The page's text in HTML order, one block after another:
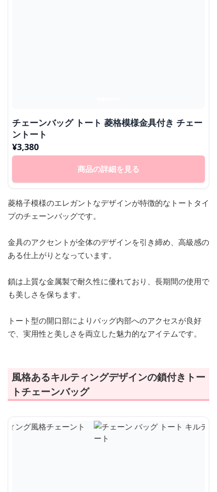
チェーンバッグ トート 菱格模様金具付き チェー
ントート
¥3,380
商品の詳細を見る
菱格子模様のエレガントなデザインが特徴的なトートタイ
プのチェーンバッグです。
金具のアクセントが全体のデザインを引き締め、高級感の
ある仕上がりとなっています。
鎖は上質な金属製で耐久性に優れており、長期間の使用で
も美しさを保ちます。
トート型の開口部によりバッグ内部へのアクセスが良好
で、実用性と美しさを両立した魅力的なアイテムです。
風格あるキルティングデザインの鎖付きトー
トチェーンバッグ